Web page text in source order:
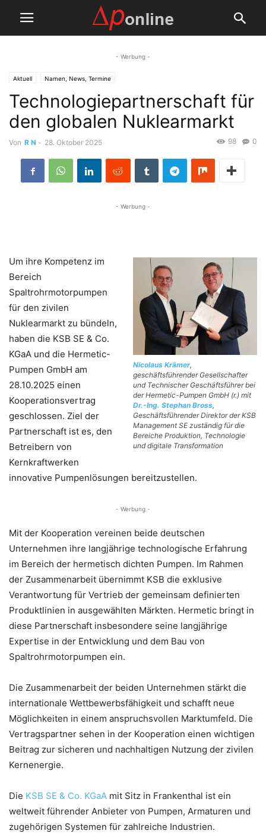
- Werbung -
Aktuell Namen, News, Termine
Technologiepartnerschaft für
den globalen Nuklearmarkt
Von R N - 28. Oktober 2025 0
98
- Werbung -
Nicolaus Krämer,
geschäftsführender Gesellschafter
und Technischer Geschäftsführer bei
der Hermetic-Pumpen GmbH (r.) mit
Dr.-Ing. Stephan Bross,
Geschäftsführender Direktor der KSB
Management SE zuständig für die
Bereiche Produktion, Technologie
und digitale Transformation
Um ihre Kompetenz im
Bereich
Spaltrohrmotorpumpen
für den zivilen
Nuklearmarkt zu bündeln,
haben die KSB SE & Co.
KGaA und die Hermetic-
Pumpen GmbH am
28.10.2025 einen
Kooperationsvertrag
geschlossen. Ziel der
Partnerschaft ist es, den
Betreibern von
Kernkraftwerken
innovative Pumpenlösungen bereitzustellen.
- Werbung -
Mit der Kooperation vereinen beide deutschen
Unternehmen ihre langjährige technologische Erfahrung
im Bereich der hermetisch dichten Pumpen. Im Rahmen
der Zusammenarbeit übernimmt KSB die exklusive
Verantwortung für Vertrieb der gemeinsam definierten
Produktlinien in ausgewählten Märkten. Hermetic bringt in
diese Partnerschaft insbesondere seine langjährige
Expertise in der Entwicklung und dem Bau von
Spaltrohrmotorpumpen ein.
Die Zusammenarbeit der beiden Unternehmen stärkt die
internationale Wettbewerbsfähigkeit und schafft neue
Möglichkeiten in einem anspruchsvollen Marktumfeld. Die
Vertragspartner sehen in der Kooperation einen wichtigen
Beitrag zur sicheren und nachhaltigen Nutzung der zivilen
Kernenergie.
Die KSB SE & Co. KGaA mit Sitz in Frankenthal ist ein
weltweit führender Anbieter von Pumpen, Armaturen und
zugehörigen Systemen für zahlreiche Industrien.